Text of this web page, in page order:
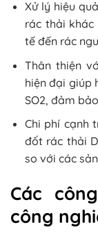
Xử lý hiệu
rác thải khác
tế đến rác
Thân thiện
hiện đại giúp
SO2, đảm
Chi phí cạnh
đốt rác thải
so với các
Các
công